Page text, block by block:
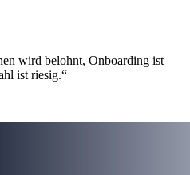
wird belohnt, Onboarding ist
ist riesig.“